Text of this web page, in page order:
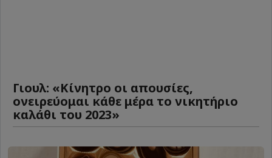
Γιουλ: «Κίνητρο οι απουσίες,
ονειρεύομαι κάθε μέρα το νικητήριο
καλάθι του 2023»